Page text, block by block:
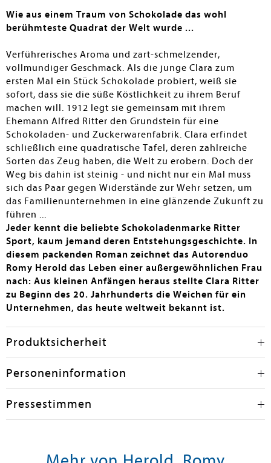
Wie aus einem Traum von Schokolade das wohl
berühmteste Quadrat der Welt wurde ...
Verführerisches Aroma und zart-schmelzender,
vollmundiger Geschmack. Als die junge Clara zum
ersten Mal ein Stück Schokolade probiert, weiß sie
sofort, dass sie die süße Köstlichkeit zu ihrem Beruf
machen will. 1912 legt sie gemeinsam mit ihrem
Ehemann Alfred Ritter den Grundstein für eine
Schokoladen- und Zuckerwarenfabrik. Clara erfindet
schließlich eine quadratische Tafel, deren zahlreiche
Sorten das Zeug haben, die Welt zu erobern. Doch der
Weg bis dahin ist steinig - und nicht nur ein Mal muss
sich das Paar gegen Widerstände zur Wehr setzen, um
das Familienunternehmen in eine glänzende Zukunft zu
führen ...
Jeder kennt die beliebte Schokoladenmarke Ritter
Sport, kaum jemand deren Entstehungsgeschichte. In
diesem packenden Roman zeichnet das Autorenduo
Romy Herold das Leben einer außergewöhnlichen Frau
nach: Aus kleinen Anfängen heraus stellte Clara Ritter
zu Beginn des 20. Jahrhunderts die Weichen für ein
Unternehmen, das heute weltweit bekannt ist.
Produktsicherheit
Personeninformation
Pressestimmen